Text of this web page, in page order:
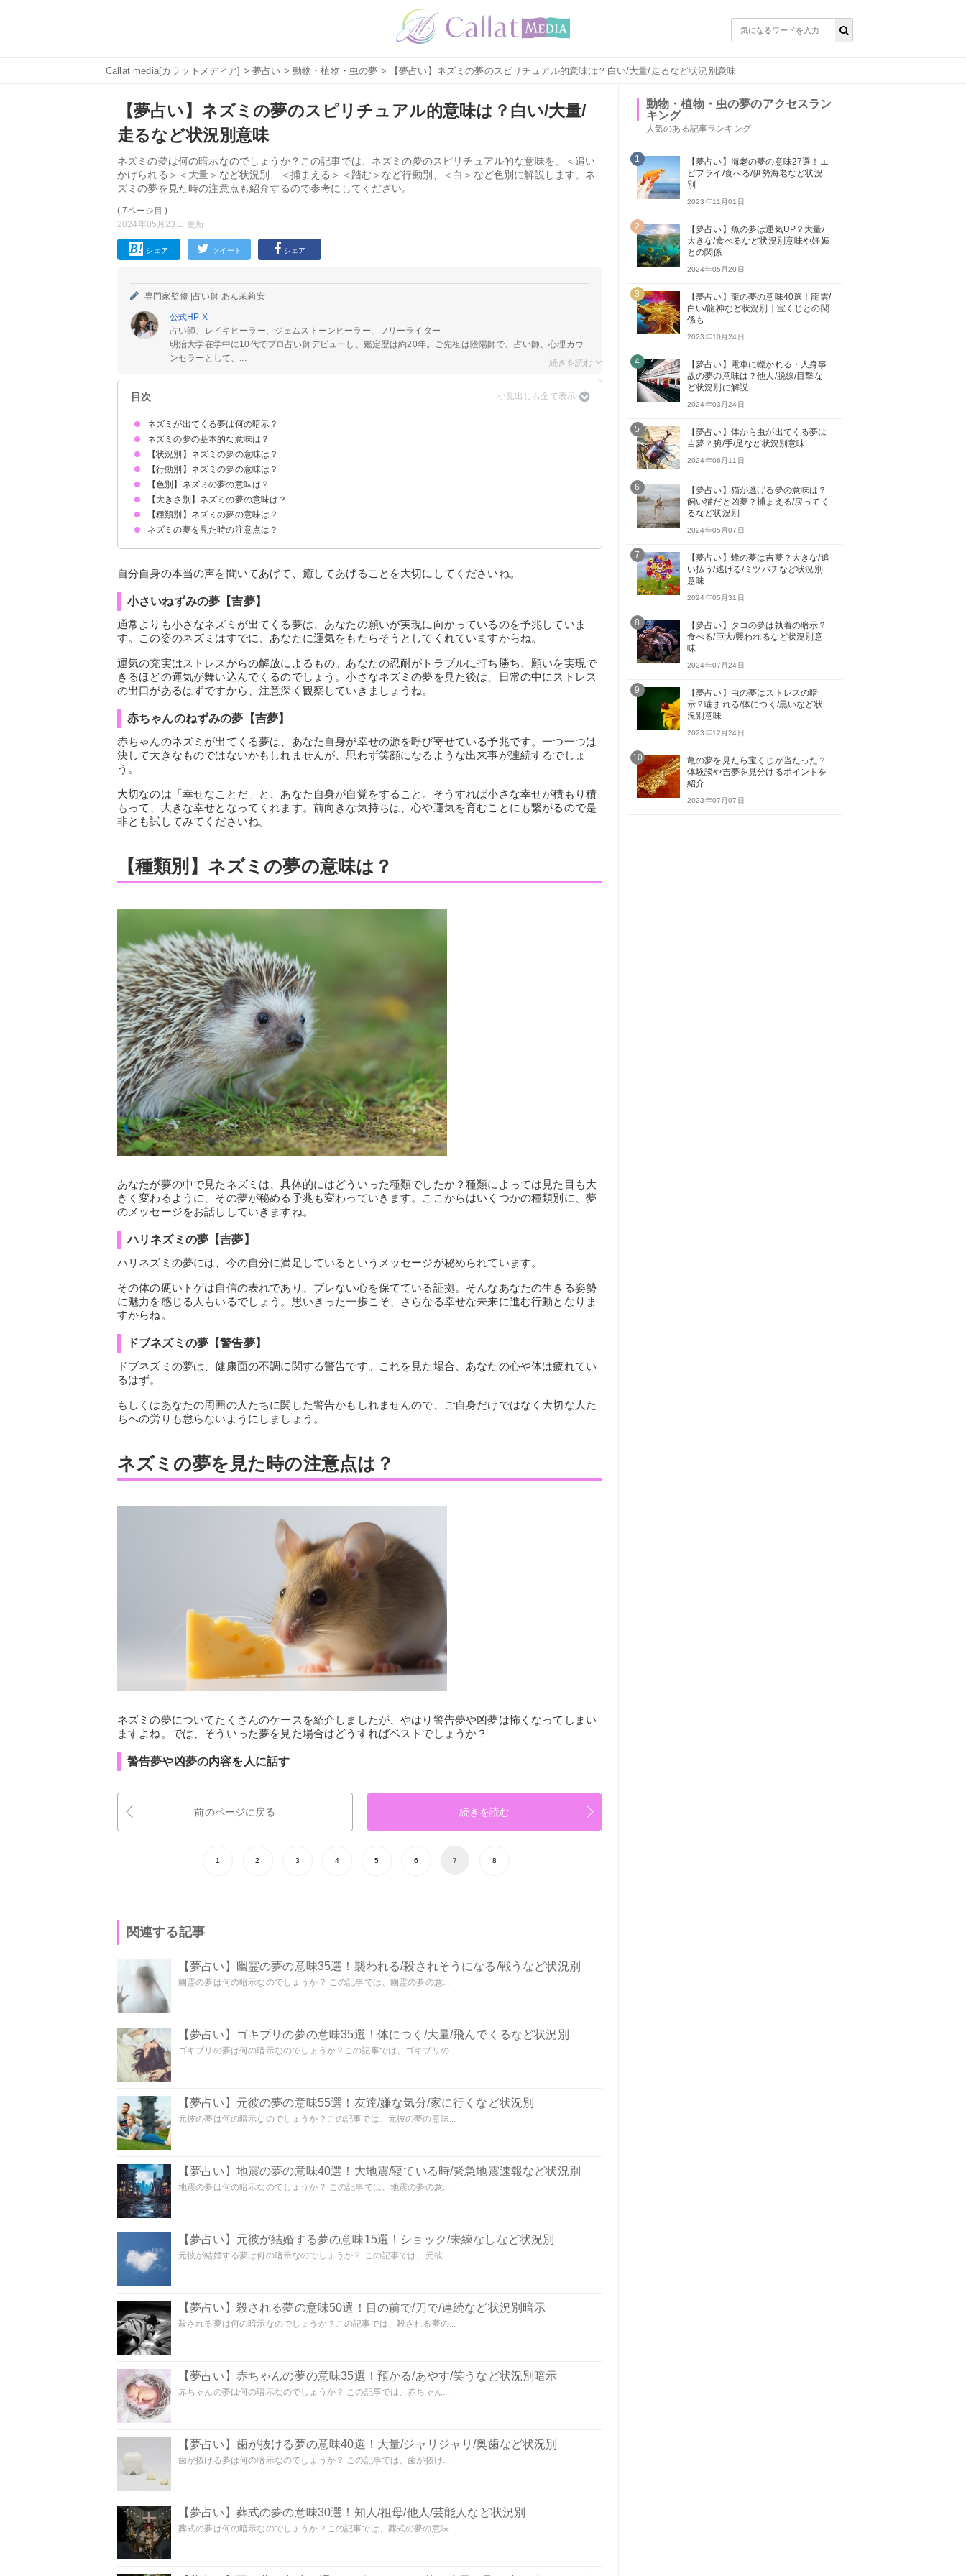
Callat media[カラットメディア] >夢占い > 動物・植物・虫の夢 > 【夢占い】ネズミの夢のスピリチュアル的意味は？白い/大量/走るなど状況別意味
【夢占い】ネズミの夢のスピリチュアル的意味は？白い/大量/
走るなど状況別意味
ネズミの夢は何の暗示なのでしょうか？この記事では、ネズミの夢のスピリチュアル的な意味を、＜追い
かけられる＞＜大量＞など状況別、＜捕まえる＞＜踏む＞など行動別、＜白＞など色別に解説します。ネ
ズミの夢を見た時の注意点も紹介するので参考にしてください。
( 7ページ目 )
2024年05月23日 更新
シェア ツイート シェア
専門家監修 |占い師 あん茉莉安
公式HP X
占い師、レイキヒーラー、ジェムストーンヒーラー、フリーライター
明治大学在学中に10代でプロ占い師デビューし、鑑定歴は約20年。ご先祖は陰陽師で、占い師、心理カウ
ンセラーとして、...
目次
ネズミが出てくる夢は何の暗示？
ネズミの夢の基本的な意味は？
トラブルの暗示
状況によって意味が決まる
【状況別】ネズミの夢の意味は？
ネズミに追いかけられる夢【警告夢】
ネズミに噛まれる夢【吉夢】
大量のねずみに囲まれる夢【吉夢】
ねずみが走る夢【吉夢】
ねずみが逃げる夢【警告夢】
ねずみの死骸の夢【吉夢】
ねずみが猫に追いかけられている夢【凶夢】
ねずみと蛇が出てくる夢【吉夢】
【行動別】ネズミの夢の意味は？
ネズミを追い出す夢【吉夢】
ねずみを捕まえる夢【吉夢】
ねずみを踏む夢【警告夢】
ねずみを食べる夢【吉夢】
ねずみを駆除する夢【吉夢】
ねずみを助ける夢【吉夢】
ネズミを飼う夢【吉夢】
ネズミと話す夢【予知夢】
ネズミになる夢【警告夢】
【色別】ネズミの夢の意味は？
白いネズミの夢【吉夢】
灰色のねずみの夢【警告夢】
黒いねずみの夢【凶夢】
茶色いねずみの夢【吉夢】
【大きさ別】ネズミの夢の意味は？
大きいネズミの夢【警告夢】
小さいねずみの夢【吉夢】
赤ちゃんのねずみの夢【吉夢】
【種類別】ネズミの夢の意味は？
ハリネズミの夢【吉夢】
ドブネズミの夢【警告夢】
ネズミの夢を見た時の注意点は？
自分自身の本当の声を聞いてあげて、癒してあげることを大切にしてくださいね。
小さいねずみの夢【吉夢】
通常よりも小さなネズミが出てくる夢は、あなたの願いが実現に向かっているのを予兆していま
す。この姿のネズミはすでに、あなたに運気をもたらそうとしてくれていますからね。
運気の充実はストレスからの解放によるもの。あなたの忍耐がトラブルに打ち勝ち、願いを実現で
きるほどの運気が舞い込んでくるのでしょう。小さなネズミの夢を見た後は、日常の中にストレス
の出口があるはずですから、注意深く観察していきましょうね。
赤ちゃんのねずみの夢【吉夢】
赤ちゃんのネズミが出てくる夢は、あなた自身が幸せの源を呼び寄せている予兆です。一つ一つは
決して大きなものではないかもしれませんが、思わず笑顔になるような出来事が連続するでしょ
う。
大切なのは「幸せなことだ」と、あなた自身が自覚をすること。そうすれば小さな幸せが積もり積
もって、大きな幸せとなってくれます。前向きな気持ちは、心や運気を育むことにも繋がるので是
非とも試してみてくださいね。
【種類別】ネズミの夢の意味は？
あなたが夢の中で見たネズミは、具体的にはどういった種類でしたか？種類によっては見た目も大
きく変わるように、その夢が秘める予兆も変わっていきます。ここからはいくつかの種類別に、夢
のメッセージをお話ししていきますね。
ハリネズミの夢【吉夢】
ハリネズミの夢には、今の自分に満足しているというメッセージが秘められています。
その体の硬いトゲは自信の表れであり、ブレない心を保てている証拠。そんなあなたの生きる姿勢
に魅力を感じる人もいるでしょう。思いきった一歩こそ、さらなる幸せな未来に進む行動となりま
すからね。
ドブネズミの夢【警告夢】
ドブネズミの夢は、健康面の不調に関する警告です。これを見た場合、あなたの心や体は疲れてい
るはず。
もしくはあなたの周囲の人たちに関した警告かもしれませんので、ご自身だけではなく大切な人た
ちへの労りも怠らないようにしましょう。
ネズミの夢を見た時の注意点は？
ネズミの夢についてたくさんのケースを紹介しましたが、やはり警告夢や凶夢は怖くなってしまい
ますよね。では、そういった夢を見た場合はどうすればベストでしょうか？
警告夢や凶夢の内容を人に話す
前のページに戻る 続きを読む
1 2 3 4 5 6 7 8
関連する記事
【夢占い】幽霊の夢の意味35選！襲われる/殺されそうになる/戦うなど状況別
幽霊の夢は何の暗示なのでしょうか？ この記事では、幽霊の夢の意...
【夢占い】ゴキブリの夢の意味35選！体につく/大量/飛んでくるなど状況別
ゴキブリの夢は何の暗示なのでしょうか？この記事では、ゴキブリの...
【夢占い】元彼の夢の意味55選！友達/嫌な気分/家に行くなど状況別
元彼の夢は何の暗示なのでしょうか？この記事では、元彼の夢の意味...
【夢占い】地震の夢の意味40選！大地震/寝ている時/緊急地震速報など状況別
地震の夢は何の暗示なのでしょうか？ この記事では、地震の夢の意...
【夢占い】元彼が結婚する夢の意味15選！ショック/未練なしなど状況別
元彼が結婚する夢は何の暗示なのでしょうか？ この記事では、元彼...
【夢占い】殺される夢の意味50選！目の前で/刀で/連続など状況別暗示
殺される夢は何の暗示なのでしょうか？この記事では、殺される夢の...
【夢占い】赤ちゃんの夢の意味35選！預かる/あやす/笑うなど状況別暗示
赤ちゃんの夢は何の暗示なのでしょうか？ この記事では、赤ちゃん...
【夢占い】歯が抜ける夢の意味40選！大量/ジャリジャリ/奥歯など状況別
歯が抜ける夢は何の暗示なのでしょうか？ この記事では、歯が抜け...
【夢占い】葬式の夢の意味30選！知人/祖母/他人/芸能人など状況別
葬式の夢は何の暗示なのでしょうか？この記事では、葬式の夢の意味...
動物・植物・虫の夢のアクセスラン
キング
人気のある記事ランキング
1
【夢占い】海老の夢の意味27選！エ
ビフライ/食べる/伊勢海老など状況
別
2023年11月01日
2
【夢占い】魚の夢は運気UP？大量/
大きな/食べるなど状況別意味や妊娠
との関係
2024年05月20日
3
【夢占い】龍の夢の意味40選！龍雲/
白い/龍神など状況別｜宝くじとの関
係も
2023年10月24日
4
【夢占い】電車に轢かれる・人身事
故の夢の意味は？他人/脱線/目撃な
ど状況別に解説
2024年03月24日
5
【夢占い】体から虫が出てくる夢は
吉夢？腕/手/足など状況別意味
2024年06月11日
6
【夢占い】猫が逃げる夢の意味は？
飼い猫だと凶夢？捕まえる/戻ってく
るなど状況別
2024年05月07日
7
【夢占い】蜂の夢は吉夢？大きな/追
い払う/逃げる/ミツバチなど状況別
意味
2024年05月31日
8
【夢占い】タコの夢は執着の暗示？
食べる/巨大/襲われるなど状況別意
味
2024年07月24日
9
【夢占い】虫の夢はストレスの暗
示？噛まれる/体につく/黒いなど状
況別意味
2023年12月24日
10
亀の夢を見たら宝くじが当たった？
体験談や吉夢を見分けるポイントを
紹介
2023年07月07日